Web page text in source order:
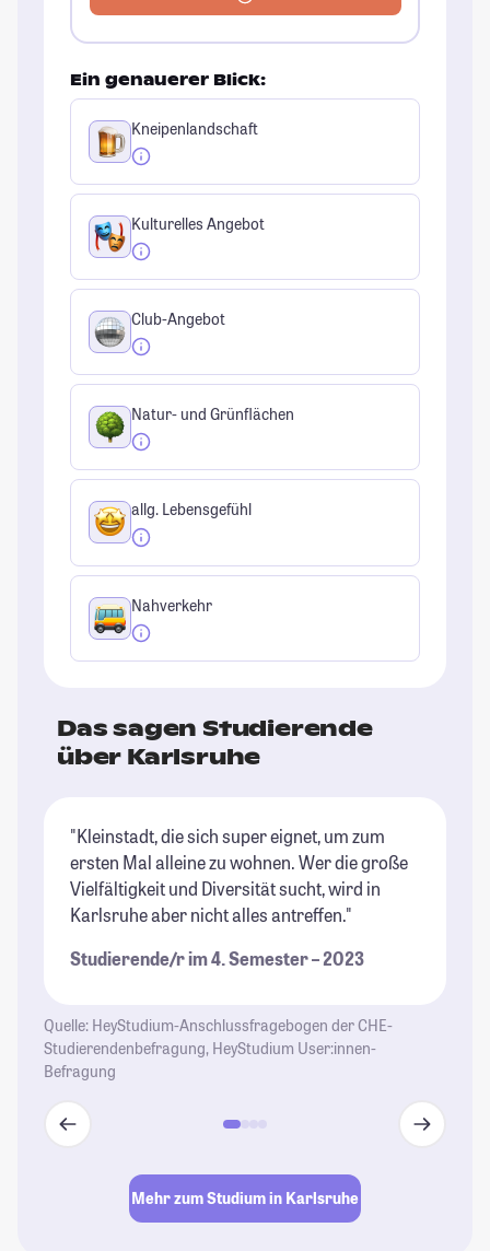
Ein genauerer Blick:
Kneipenlandschaft
Kulturelles Angebot
Club-Angebot
Natur- und Grünflächen
allg. Lebensgefühl
Nahverkehr
Das sagen Studierende
über Karlsruhe
"Kleinstadt, die sich super eignet, um zum
ersten Mal alleine zu wohnen. Wer die große
Vielfältigkeit und Diversität sucht, wird in
Karlsruhe aber nicht alles antreffen."
Studierende/r im 4. Semester – 2023
Quelle: HeyStudium-Anschlussfragebogen der CHE-
Studierendenbefragung, HeyStudium User:innen-
Befragung
Mehr zum Studium in Karlsruhe